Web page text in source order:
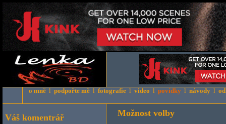
o mně l podpořte mě l fotografie l video l povídky l návody l
Možnost volby
Váš komentrář